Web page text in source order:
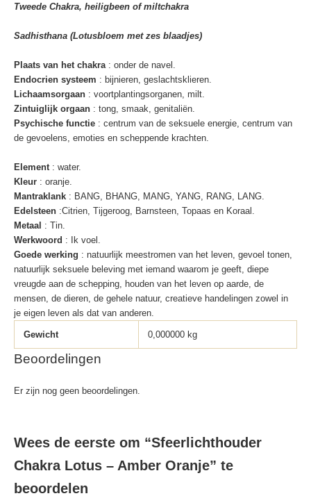
Tweede Chakra, heiligbeen of miltchakra
Sadhisthana (Lotusbloem met zes blaadjes)
Plaats van het chakra : onder de navel.
Endocrien systeem : bijnieren, geslachtsklieren.
Lichaamsorgaan : voortplantingsorganen, milt.
Zintuiglijk orgaan : tong, smaak, genitaliën.
Psychische functie : centrum van de seksuele energie, centrum van
de gevoelens, emoties en scheppende krachten.
Element: water.
Kleur : oranje.
Mantraklank : BANG, BHANG, MANG, YANG, RANG, LANG.
Edelsteen :Citrien, Tijgeroog, Barnsteen, Topaas en Koraal.
Metaal : Tin.
Werkwoord : Ik voel.
Goede werking : natuurlijk meestromen van het leven, gevoel tonen,
natuurlijk seksuele beleving met iemand waarom je geeft, diepe
vreugde aan de schepping, houden van het leven op aarde, de
mensen, de dieren, de gehele natuur, creatieve handelingen zowel in
je eigen leven als dat van anderen.
Gewicht 0,000000 kg
Beoordelingen
Er zijn nog geen beoordelingen.
Wees de eerste om “Sfeerlichthouder
Chakra Lotus – Amber Oranje” te
beoordelen